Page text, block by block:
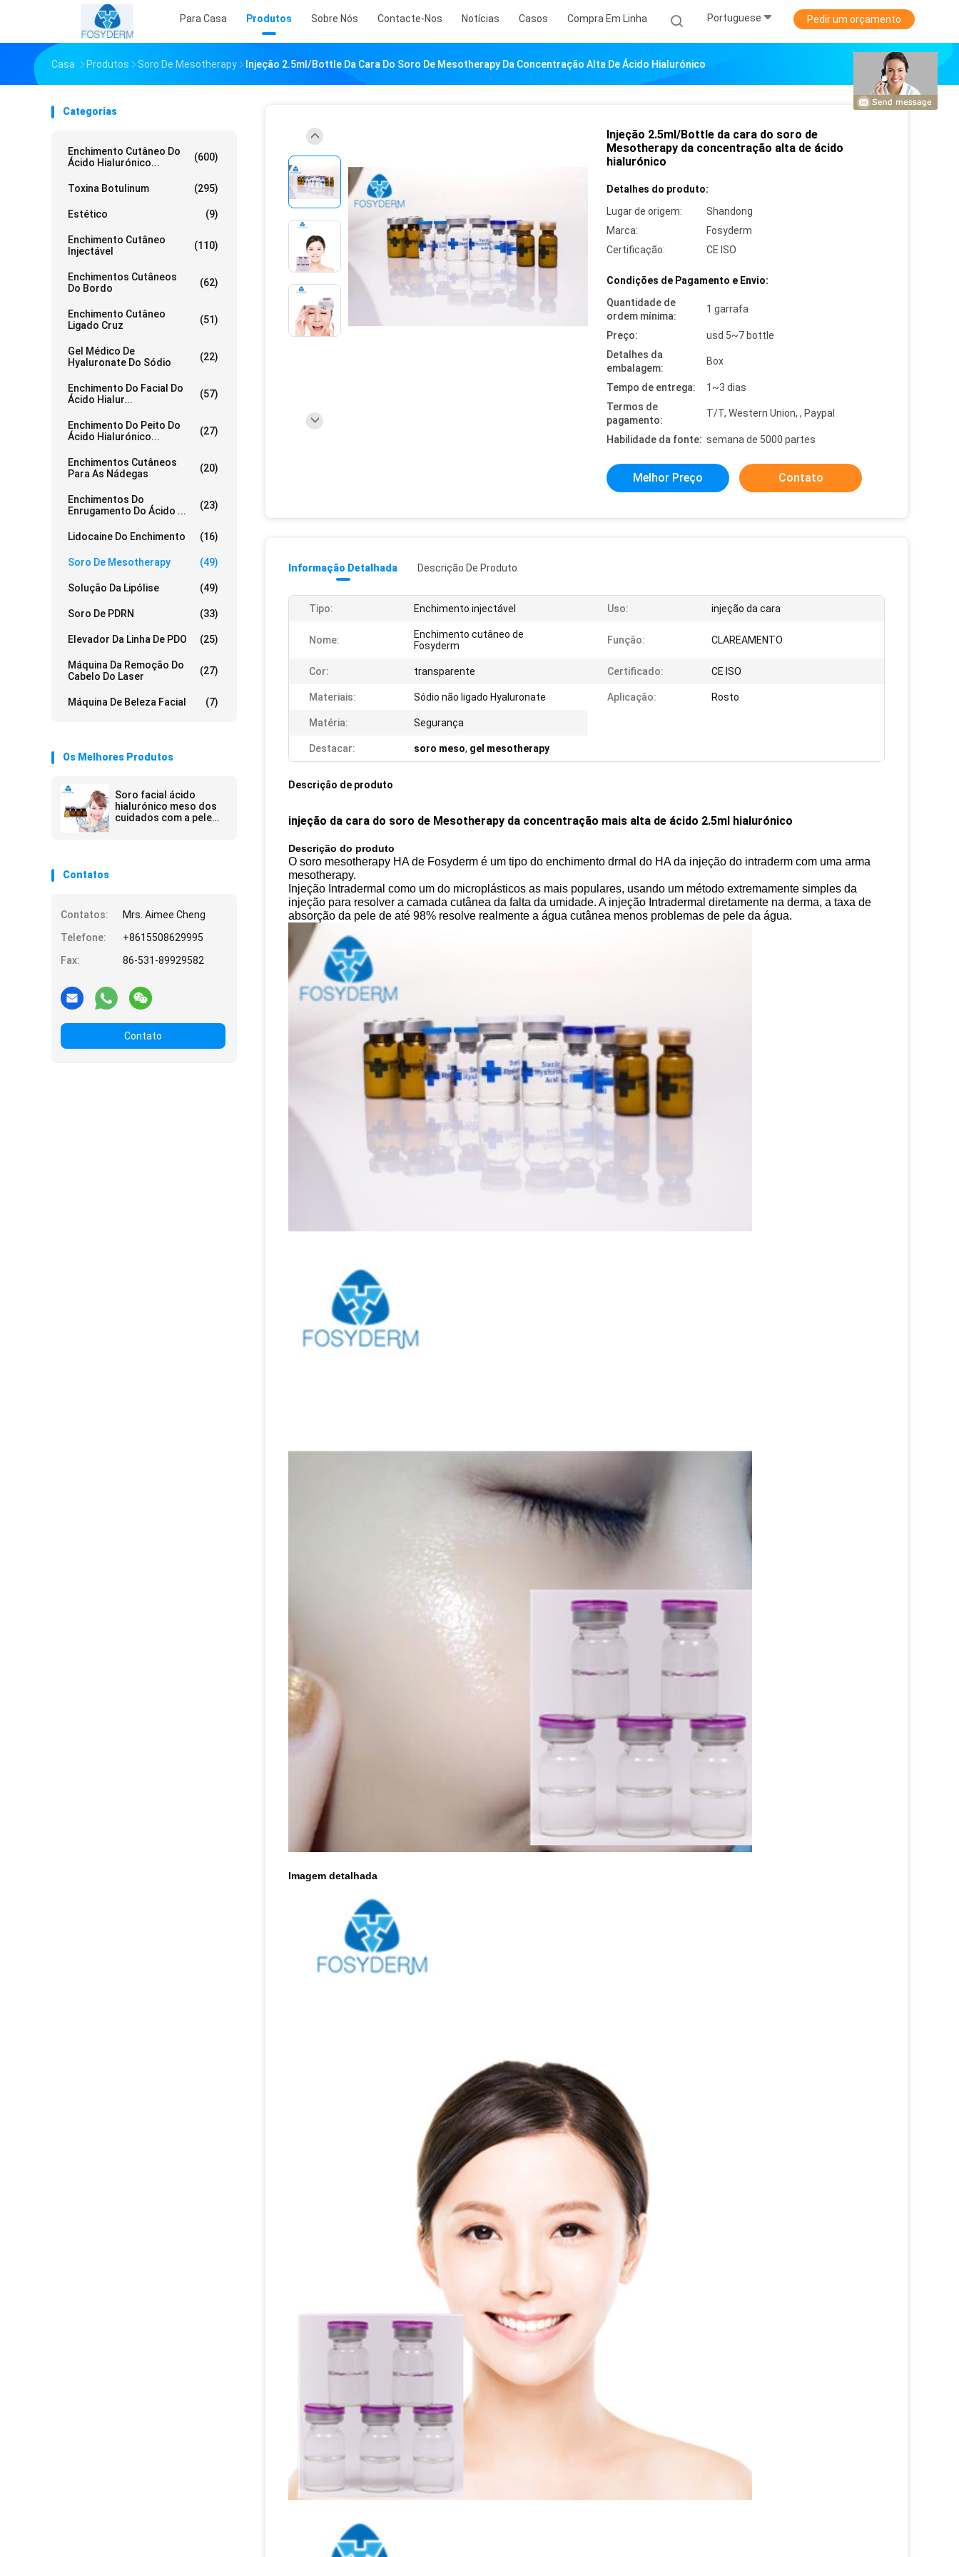
Para Casa Produtos Sobre Nós Contacte-Nos Notícias Casos Compra Em Linha Portuguese Pedir um orçamento
Casa Produtos Soro De Mesotherapy Injeção 2.5ml/Bottle Da Cara Do Soro De Mesotherapy Da Concentração Alta De Ácido Hialurónico
Categorias
Enchimento Cutâneo Do
Ácido Hialurónico...
(600)
Toxina Botulinum (295)
Estético (9)
Enchimento Cutâneo
Injectável
(110)
Enchimentos Cutâneos
Do Bordo
(62)
Enchimento Cutâneo
Ligado Cruz
(51)
Gel Médico De
Hyaluronate Do Sódio
(22)
Enchimento Do Facial Do
Ácido Hialur...
(57)
Enchimento Do Peito Do
Ácido Hialurónico...
(27)
Enchimentos Cutâneos
Para As Nádegas
(20)
Enchimentos Do
Enrugamento Do Ácido ...
(23)
Lidocaine Do Enchimento (16)
Soro De Mesotherapy (49)
Solução Da Lipólise (49)
Soro De PDRN (33)
Elevador Da Linha De PDO (25)
Máquina Da Remoção Do
Cabelo Do Laser
(27)
Máquina De Beleza Facial (7)
Os Melhores Produtos
Soro facial ácido
hialurónico meso dos
cuidados com a pele
Contatos
Contatos:
Mrs. Aimee Cheng
Telefone:
+8615508629995
Fax:
86-531-89929582
Contato
Injeção 2.5ml/Bottle da cara do soro de
Mesotherapy da concentração alta de ácido
hialurónico
Detalhes do produto:
Lugar de origem:
Shandong
Marca:
Fosyderm
Certificação:
CE ISO
Condições de Pagamento e Envio:
Quantidade de
ordem mínima:
1 garrafa
Preço:
usd 5~7 bottle
Detalhes da
embalagem:
Box
Tempo de entrega:
1~3 dias
Termos de
pagamento:
T/T, Western Union, , Paypal
Habilidade da fonte: semana de 5000 partes
Melhor Preço Contato
Informação Detalhada Descrição De Produto
Tipo: Enchimento injectável Uso: injeção da cara
Nome:
Enchimento cutâneo de
Fosyderm
Função: CLAREAMENTO
Cor: transparente Certificado: CE ISO
Materiais: Sódio não ligado Hyaluronate Aplicação: Rosto
Matéria: Segurança
Destacar: soro meso, gel mesotherapy
Descrição de produto
injeção da cara do soro de Mesotherapy da concentração mais alta de ácido 2.5ml hialurónico
Descrição do produto
O soro mesotherapy HA de Fosyderm é um tipo do enchimento drmal do HA da injeção do intraderm com uma arma
mesotherapy.
Injeção Intradermal como um do microplásticos as mais populares, usando um método extremamente simples da
injeção para resolver a camada cutânea da falta da umidade. A injeção Intradermal diretamente na derma, a taxa de
absorção da pele de até 98% resolve realmente a água cutânea menos problemas de pele da água.
Imagem detalhada